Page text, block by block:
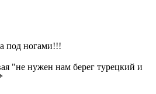
под ногами!!!
"не нужен нам берег турецкий и